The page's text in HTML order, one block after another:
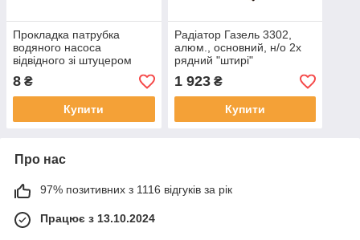
Прокладка патрубка
водяного насоса
відвідного зі штуцером
двигуна 40524, 40525,
40904 Євро-3 Газель 3302
(GA360036*)
8 ₴
Купити
Радіатор Газель 3302,
алюм., основний, н/о 2х
рядний "штирі"
(RA360001) (ASR)
1 923₴
Купити
Про нас
97% позитивних з 1116 відгуків за рік
Працює з 13.10.2024